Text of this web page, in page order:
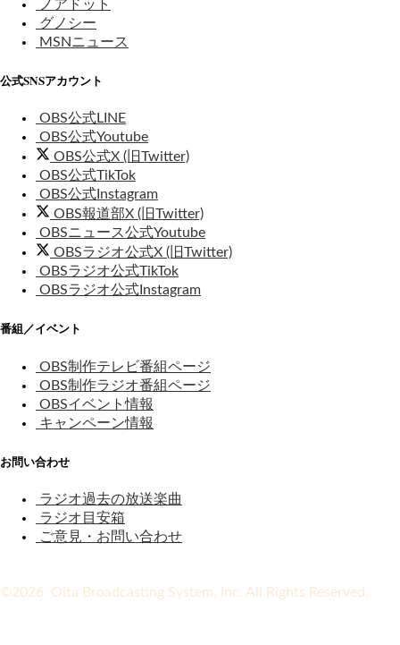
ノアドット
グノシー
MSNニュース
公式SNSアカウント
OBS公式LINE
OBS公式Youtube
OBS公式X (旧Twitter)
OBS公式TikTok
OBS公式Instagram
OBS報道部X (旧Twitter)
OBSニュース公式Youtube
OBSラジオ公式X (旧Twitter)
OBSラジオ公式TikTok
OBSラジオ公式Instagram
番組／イベント
OBS制作テレビ番組ページ
OBS制作ラジオ番組ページ
OBSイベント情報
キャンペーン情報
お問い合わせ
ラジオ過去の放送楽曲
ラジオ目安箱
ご意見・お問い合わせ
©2026 Oita Broadcasting System, Inc. All Rights Reserved.